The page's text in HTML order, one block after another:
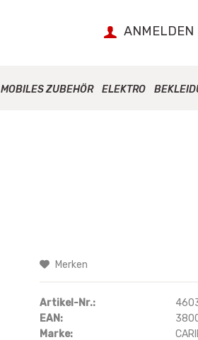
ANMELDEN
MOBILES ZUBEHÖR ELEKTRO
Merken
Artikel-Nr.:
EAN:
Marke: